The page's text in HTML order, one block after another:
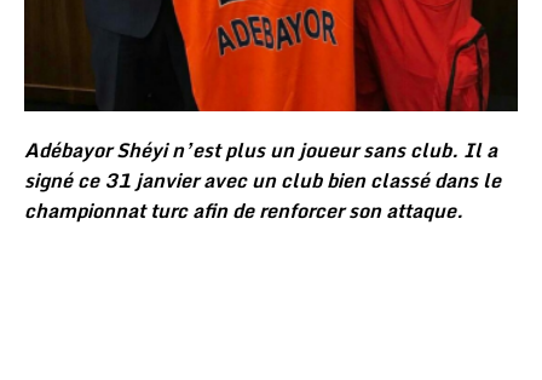
Adébayor Shéyi n’est plus un joueur sans club. Il a
signé ce 31 janvier avec un club bien classé dans le
championnat turc afin de renforcer son attaque.